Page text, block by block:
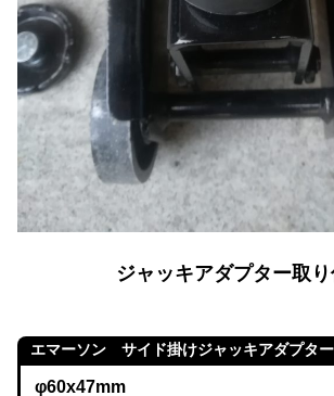
ジャッキアダプター取
エマーソン サイド掛けジャッキアダプタ
φ60x47mm